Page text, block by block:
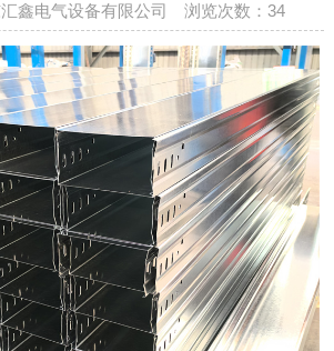
汇鑫电气设备有限公司 浏览次数：34